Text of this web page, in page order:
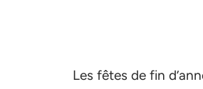
Les fêtes de fin